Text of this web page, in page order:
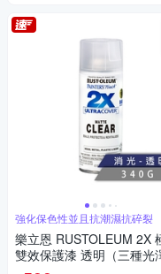
強化保色性並且抗潮濕抗碎裂
樂立恩 RUSTOLEUM 2X
雙效保護漆 透明（三種光